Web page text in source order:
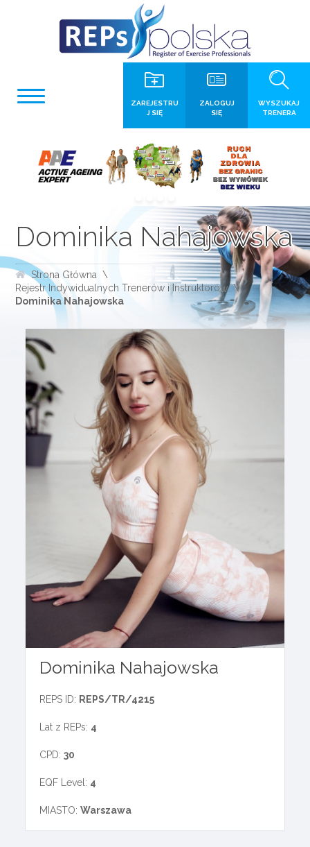
WYSZUKAJ
TRENERA
ZALOGUJ
SIĘ
ZAREJESTRU
J SIĘ
Dominika Nahajowska
Strona Główna
Rejestr Indywidualnych Trenerów i Instruktorów
Dominika Nahajowska
Dominika Nahajowska
REPS ID: REPS/TR/4215
Lat z REPs: 4
CPD:30
EQF Level: 4
MIASTO:Warszawa